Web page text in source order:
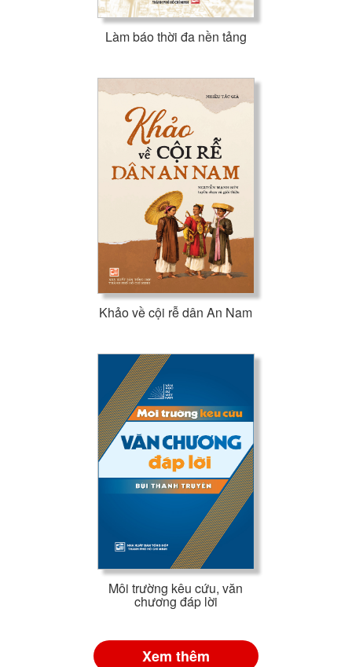
Làm báo thời đa nền tảng
Khảo về cội rễ dân An Nam
Môi trường kêu cứu, văn
chương đáp lời
Xem thêm